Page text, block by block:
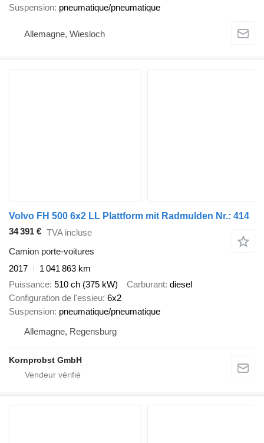
Suspension pneumatique/pneumatique
Allemagne, Wiesloch
Volvo FH 500 6x2 LL Plattform mit Radmulden Nr.: 414
34 391 € TVA incluse
Camion porte-voitures
2017
1 041 863 km
Puissance 510 ch (375 kW) Carburant diesel
Configuration de l'essieu 6x2
Suspension pneumatique/pneumatique
Allemagne, Regensburg
Kornprobst GmbH